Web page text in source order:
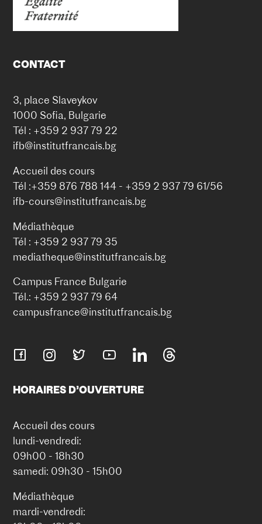
CONTACT
3, place Slaveykov
1000 Sofia, Bulgarie
Tél : +359 2 937 79 22
ifb@institutfrancais.bg
Accueil des cours
Tél :+359 876 788 144 - +359 2 937 79 61/56
ifb-cours@institutfrancais.bg
Médiathèque
Tél : +359 2 937 79 35
mediatheque@institutfrancais.bg
Campus France Bulgarie
Tél.: +359 2 937 79 64
campusfrance@institutfrancais.bg
HORAIRES D’OUVERTURE
Accueil des cours
lundi-vendredi:
09h00 - 18h30
samedi: 09h30 - 15h00
Médiathèque
mardi-vendredi: